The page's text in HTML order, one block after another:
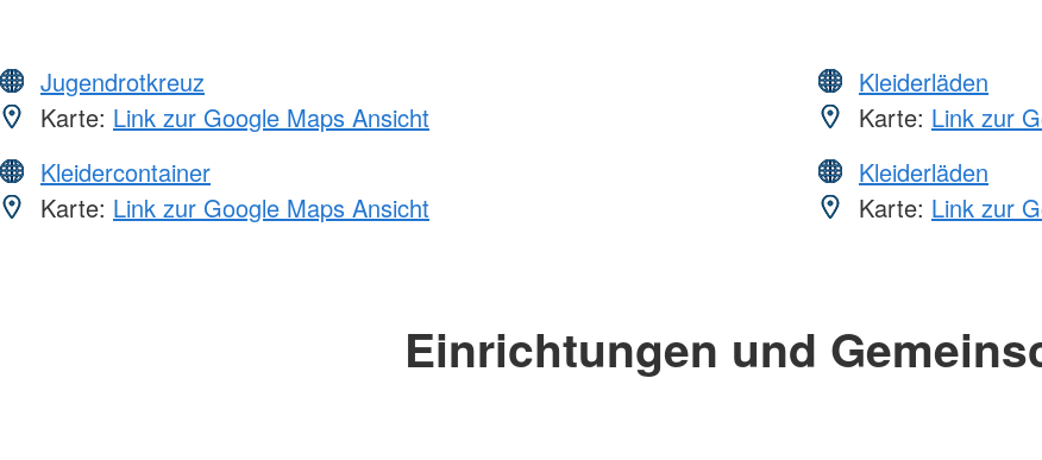
Jugendrotkreuz
Karte: Link zur Google Maps Ansicht
Kleidercontainer
Karte: Link zur Google Maps Ansicht
Kleiderläden
Karte: Link zur
Kleiderläden
Karte: Link zur
Einrichtungen und